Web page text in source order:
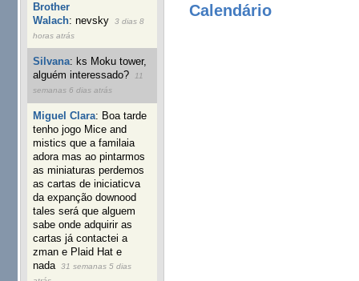
Brother
Walach:nevsky
3 dias 8
horas atrás
Silvana: ks Moku tower,
alguém interessado?
11
semanas 6 dias atrás
Miguel Clara: Boa tarde
tenho jogo Mice and
mistics que a familaia
adora mas ao pintarmos
as miniaturas perdemos
as cartas de iniciaticva
da expanção downood
tales será que alguem
sabe onde adquirir as
cartas já contactei a
zman e Plaid Hat e
nada
31 semanas 5 dias
Calendário